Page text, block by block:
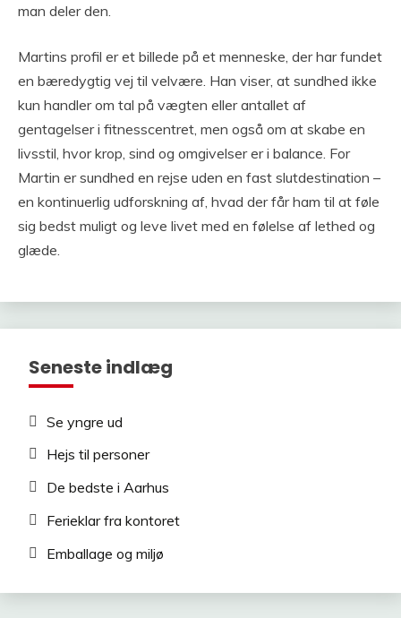
man deler den.
Martins profil er et billede på et menneske, der har fundet
en bæredygtig vej til velvære. Han viser, at sundhed ikke
kun handler om tal på vægten eller antallet af
gentagelser i fitnesscentret, men også om at skabe en
livsstil, hvor krop, sind og omgivelser er i balance. For
Martin er sundhed en rejse uden en fast slutdestination –
en kontinuerlig udforskning af, hvad der får ham til at føle
sig bedst muligt og leve livet med en følelse af lethed og
glæde.
Seneste indlæg
Se yngre ud
Hejs til personer
De bedste i Aarhus
Ferieklar fra kontoret
Emballage og miljø